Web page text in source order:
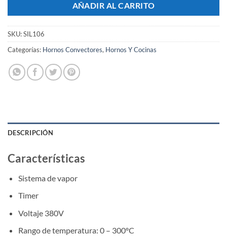
AÑADIR AL CARRITO
SKU:SIL106
Categorías: Hornos Convectores, Hornos Y Cocinas
DESCRIPCIÓN
Características
Sistema de vapor
Timer
Voltaje 380V
Rango de temperatura: 0 – 300ºC